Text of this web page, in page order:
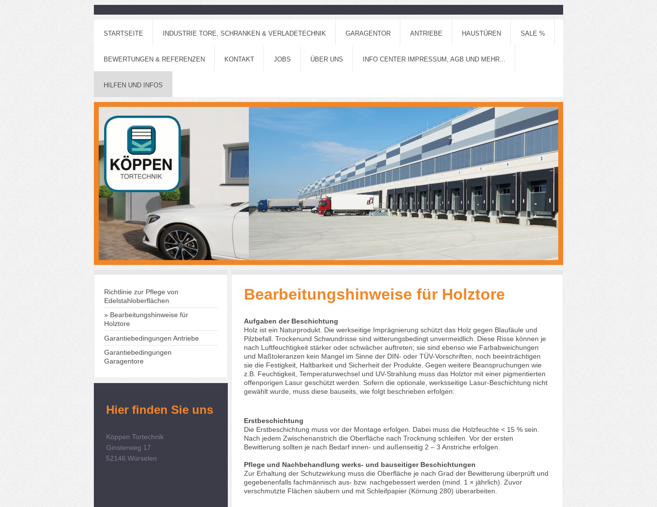
STARTSEITE INDUSTRIE TORE, SCHRANKEN & VERLADETECHNIK GARAGENTOR ANTRIEBE HAUSTÜREN SALE %
BEWERTUNGEN & REFERENZEN KONTAKT JOBS ÜBER UNS INFO CENTER IMPRESSUM, AGB UND MEHR...
HILFEN UND INFOS
Bearbeitungshinweise für Holztore
Aufgaben der Beschichtung
Holz ist ein Naturprodukt. Die werkseitige Imprägnierung schützt das Holz gegen Blaufäule und
Pilzbefall. Trockenund Schwundrisse sind witterungsbedingt unvermeidlich. Diese Risse können je
nach Luftfeuchtigkeit stärker oder schwächer auftreten; sie sind ebenso wie Farbabweichungen
und Maßtoleranzen kein Mangel im Sinne der DIN- oder TÜV-Vorschriften, noch beeinträchtigen
sie die Festigkeit, Haltbarkeit und Sicherheit der Produkte. Gegen weitere Beanspruchungen wie
z.B. Feuchtigkeit, Temperaturwechsel und UV-Strahlung muss das Holztor mit einer pigmentierten
offenporigen Lasur geschützt werden. Sofern die optionale, werksseitige Lasur-Beschichtung nicht
gewählt wurde, muss diese bauseits, wie folgt beschrieben erfolgen:
Erstbeschichtung
Die Erstbeschichtung muss vor der Montage erfolgen. Dabei muss die Holzfeuchte < 15 % sein.
Nach jedem Zwischenanstrich die Oberfläche nach Trocknung schleifen. Vor der ersten
Bewitterung sollten je nach Bedarf innen- und außenseitig 2 – 3 Anstriche erfolgen.
Pflege und Nachbehandlung werks- und bauseitiger Beschichtungen
Zur Erhaltung der Schutzwirkung muss die Oberfläche je nach Grad der Bewitterung überprüft und
gegebenenfalls fachmännisch aus- bzw. nachgebessert werden (mind. 1 × jährlich). Zuvor
verschmutzte Flächen säubern und mit Schleifpapier (Körnung 280) überarbeiten.
Richtlinie zur Pflege von
Edelstahloberflächen
Bearbeitungshinweise für
Holztore
Garantiebedingungen Antriebe
Garantiebedingungen
Garagentore
Hier finden Sie uns
Köppen Tortechnik
Ginsterweg 17
52146 Würselen